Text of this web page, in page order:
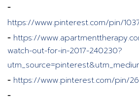
https://www.pinterest.com/pin/
- https://
watch-out-for-in-2017-240230?
- https://www.pinterest.com/pin/